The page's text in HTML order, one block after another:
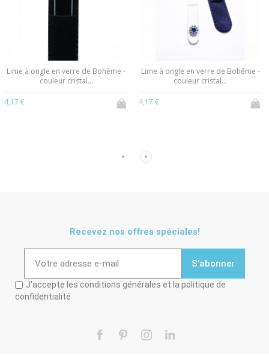
Lime à ongle en verre de Bohême -
couleur cristal...
4,17 €
Lime à ongle en verre de Bohême -
couleur cristal...
4,17 €
Recevez nos offres spéciales!
S’abonner
J'accepte les conditions générales et la politique de
confidentialité
Facebook
Pinterest
Instagram
LinkedIn